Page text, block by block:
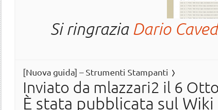
Si ringrazia Dario
[Nuova guida] – Strumenti Stampanti
Inviato da mlazzari2 il 6
È stata pubblicata sul